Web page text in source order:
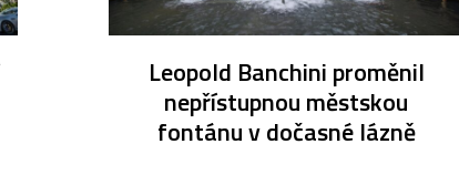
Leopold Banchini proměnil
nepřístupnou městskou
fontánu v dočasné lázně